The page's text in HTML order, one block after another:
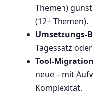
Themen)
(12+ Themen).
Umsetzungs-
Tagessatz
Tool-Migration
neue – mit
Komplexität.